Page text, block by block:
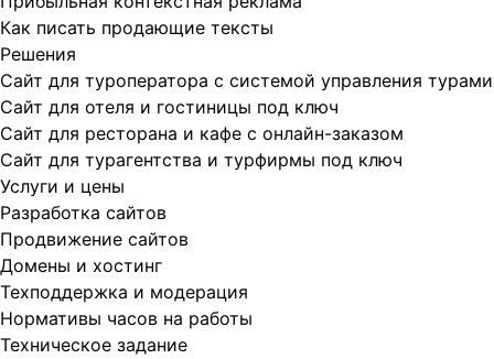
Как писать продающие тексты
Решения
Сайт для туроператора с системой управления турами
Сайт для отеля и гостиницы под ключ
Сайт для ресторана и кафе с онлайн-заказом
Сайт для турагентства и турфирмы под ключ
Услуги и цены
Разработка сайтов
Продвижение сайтов
Домены и хостинг
Техподдержка и модерация
Нормативы часов на работы
Техническое задание